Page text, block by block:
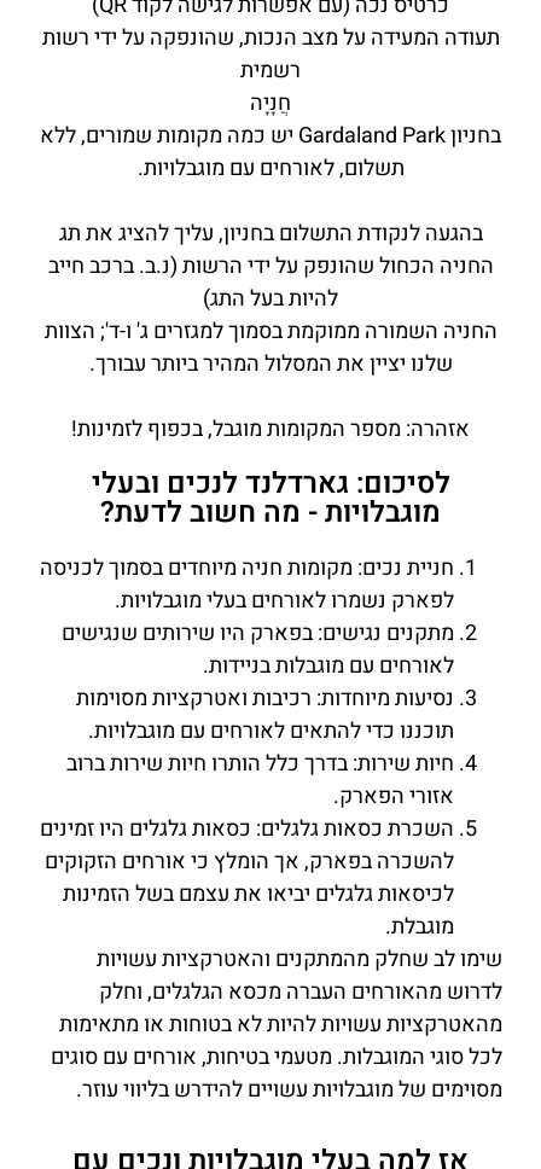
תעודה המעידה על מצב הנכות, שהונפקה על ידי רשות
רשמית
חֲנָיָה
בחניון Gardaland Park יש כמה מקומות שמורים, ללא
תשלום, לאורחים עם מוגבלויות.
בהגעה לנקודת התשלום בחניון, עליך להציג את תג
החניה הכחול שהונפק על ידי הרשות (נ.ב. ברכב חייב
להיות בעל התג)
החניה השמורה ממוקמת בסמוך למגזרים ג' ו-ד'; הצוות
שלנו יציין את המסלול המהיר ביותר עבורך.
אזהרה: מספר המקומות מוגבל, בכפוף לזמינות!
לסיכום: גארדלנד לנכים ובעלי
מוגבלויות - מה חשוב לדעת?
חניית נכים: מקומות חניה מיוחדים בסמוך לכניסה
לפארק נשמרו לאורחים בעלי מוגבלויות.
מתקנים נגישים: בפארק היו שירותים שנגישים
לאורחים עם מוגבלות בניידות.
נסיעות מיוחדות: רכיבות ואטרקציות מסוימות
תוכננו כדי להתאים לאורחים עם מוגבלויות.
חיות שירות: בדרך כלל הותרו חיות שירות ברוב
אזורי הפארק.
השכרת כסאות גלגלים: כסאות גלגלים היו זמינים
להשכרה בפארק, אך הומלץ כי אורחים הזקוקים
לכיסאות גלגלים יביאו את עצמם בשל הזמינות
מוגבלת.
שימו לב שחלק מהמתקנים והאטרקציות עשויות
לדרוש מהאורחים העברה מכסא הגלגלים, וחלק
מהאטרקציות עשויות להיות לא בטוחות או מתאימות
לכל סוגי המוגבלות. מטעמי בטיחות, אורחים עם סוגים
מסוימים של מוגבלויות עשויים להידרש בליווי עוזר.